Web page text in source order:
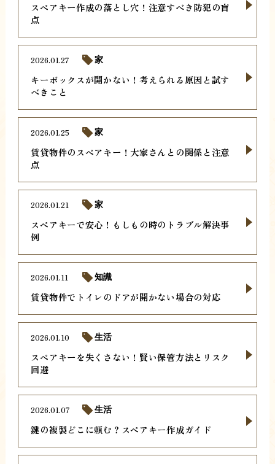
スペアキー作成の落とし穴！注意すべき防犯の盲
点
キーボックスが開かない！考えられる原因と試す
べきこと
2026.01.27 家
賃貸物件のスペアキー！大家さんとの関係と注意
点
2026.01.25 家
スペアキーで安心！もしもの時のトラブル解決事
例
2026.01.21 家
賃貸物件でトイレのドアが開かない場合の対応
2026.01.11 知識
スペアキーを失くさない！賢い保管方法とリスク
回避
2026.01.10 生活
鍵の複製どこに頼む？スペアキー作成ガイド
2026.01.07 生活